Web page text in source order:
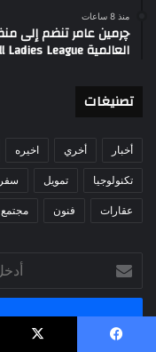
منذ 8 ساعات
العالمية All Ladies League عن الإعلام الرقمي والتجارة الإلكترونية
تصنيغات
أخبار أخري اخيره
تكنولوجيا تمويل سفر
عقارات فنون مجتمع
بريدك
الإلكتروني